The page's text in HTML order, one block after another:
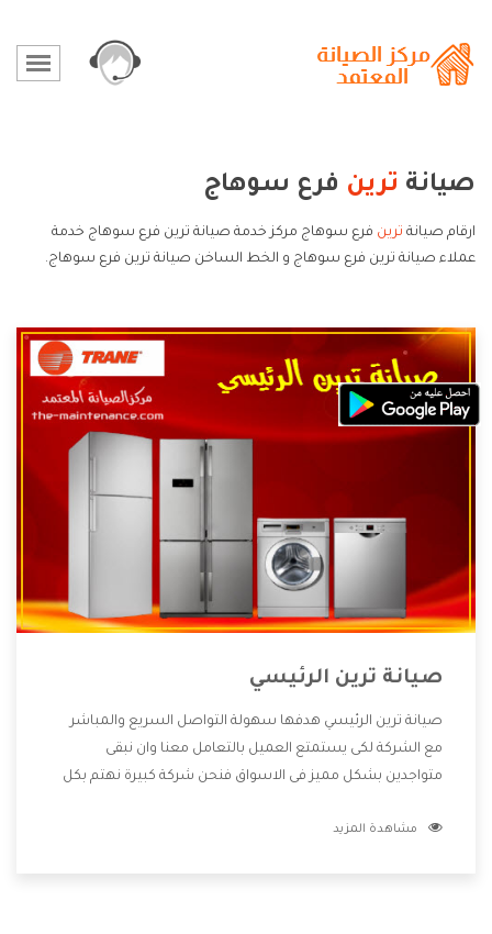
صيانة ترين فرع سوهاج
ارقام صيانة ترين فرع سوهاج مركز خدمة صيانة ترين فرع سوهاج خدمة
عملاء صيانة ترين فرع سوهاج و الخط الساخن صيانة ترين فرع سوهاج.
صيانة ترين الرئيسي
صيانة ترين الرئيسي هدفها سهولة التواصل السريع والمباشر
مع الشركة لكى يستمتع العميل بالتعامل معنا وان نبقى
متواجدين بشكل مميز فى الاسواق فنحن شركة كبيرة نهتم بكل
الشركة بها والتى تكون منها خدمة الصيانة التى تكون من أهم
مشاهدة المزيد